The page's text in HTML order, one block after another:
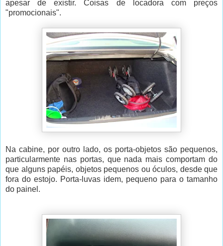
apesar de existir. Coisas de locadora com preços
"promocionais".
Na cabine, por outro lado, os porta-objetos são pequenos,
particularmente nas portas, que nada mais comportam do
que alguns papéis, objetos pequenos ou óculos, desde que
fora do estojo. Porta-luvas idem, pequeno para o tamanho
do painel.